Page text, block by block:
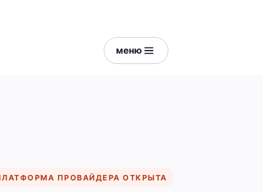
меню
ПРОВАЙДЕРА ОТКРЫТА